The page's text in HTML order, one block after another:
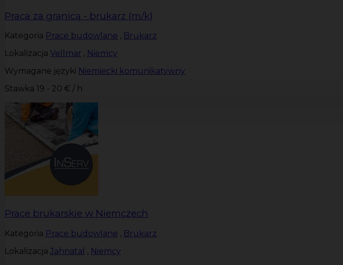
Praca za granicą - brukarz (m/k)
Kategoria Prace budowlane , Brukarz
Lokalizacja Vellmar , Niemcy
Wymagane języki Niemiecki komunikatywny
Stawka 19 - 20 € / h
Prace brukarskie w Niemczech
Kategoria Prace budowlane , Brukarz
Lokalizacja Jahnatal , Niemcy